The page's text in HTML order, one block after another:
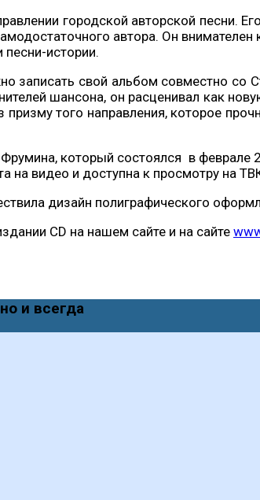
городской авторской песни.
автора. Он внимателен
истории.
записать свой альбом совместно со
шансона, он расценивал как
призму того направления, которое
который состоялся в феврале
на видео и доступна к просмотру на
дизайн полиграфического
CD на нашем cайте и на сайте
и всегда